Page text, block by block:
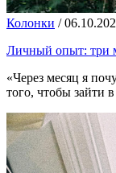
Колонки /
Личный опыт: три
«Через месяц я
того, чтобы зайти